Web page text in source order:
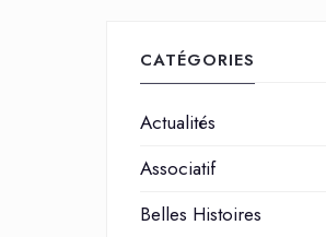
CATÉGORIES
Actualités
Associatif
Belles Histoires